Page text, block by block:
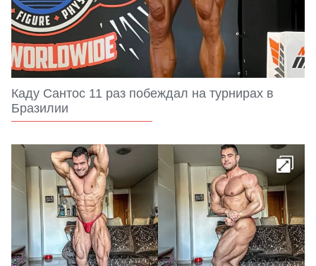
Каду Сантос 11 раз побеждал на турнирах в
Бразилии